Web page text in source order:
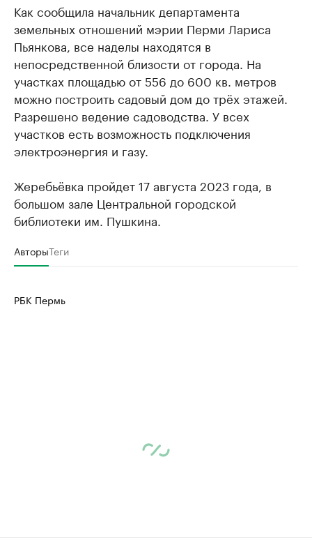
Как сообщила начальник департамента
земельных отношений мэрии Перми Лариса
Пьянкова, все наделы находятся в
непосредственной близости от города. На
участках площадью от 556 до 600 кв. метров
можно построить садовый дом до трёх этажей.
Разрешено ведение садоводства. У всех
участков есть возможность подключения
электроэнергия и газу.
Жеребьёвка пройдет 17 августа 2023 года, в
большом зале Центральной городской
библиотеки им. Пушкина.
АвторыТеги
РБК Пермь